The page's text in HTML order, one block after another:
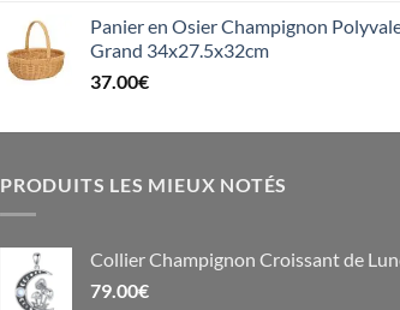
Panier en Osier Champignon
Grand 34x27.5x32cm
37.00€
PRODUITS LES MIEUX NOTÉS
Collier Champignon Croissant de
79.00€